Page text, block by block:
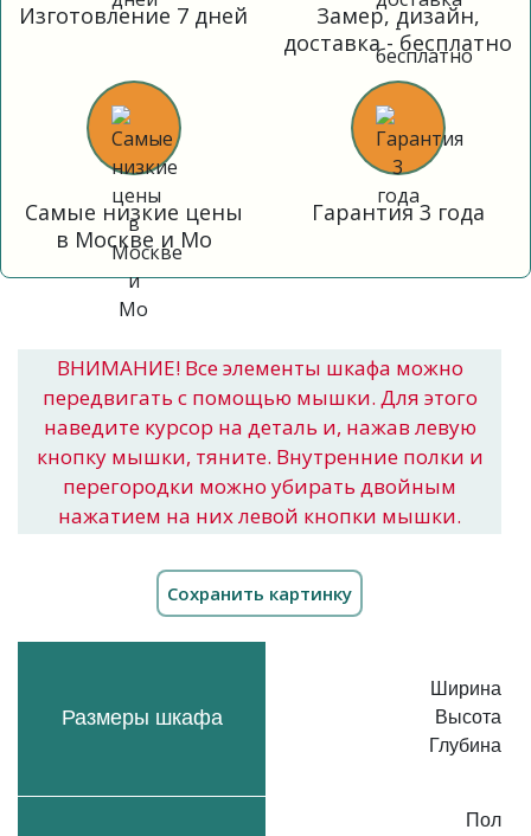
Изготовление 7 дней
Замер, дизайн,
доставка - бесплатно
Самые низкие цены
в Москве и Мо
Гарантия 3 года
ВНИМАНИЕ! Все элементы шкафа можно
передвигать с помощью мышки. Для этого
наведите курсор на деталь и, нажав левую
кнопку мышки, тяните. Внутренние полки и
перегородки можно убирать двойным
нажатием на них левой кнопки мышки.
Размеры шкафа
Ширина
Высота
Глубина
Пол